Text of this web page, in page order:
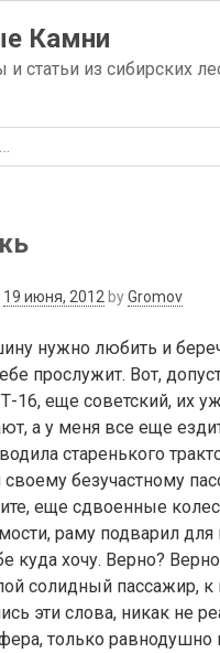
Камни
и статьи из сибирских
19 июня, 2012 byGromov
нужно любить и
прослужит. Вот,
Т-16, еще советский, их
а у меня все еще
старенького
безучастному
еще сдвоенные
раму подварил для
куда хочу. Верно?
солидный пассажир, к
эти слова, никак не
только равнодушно